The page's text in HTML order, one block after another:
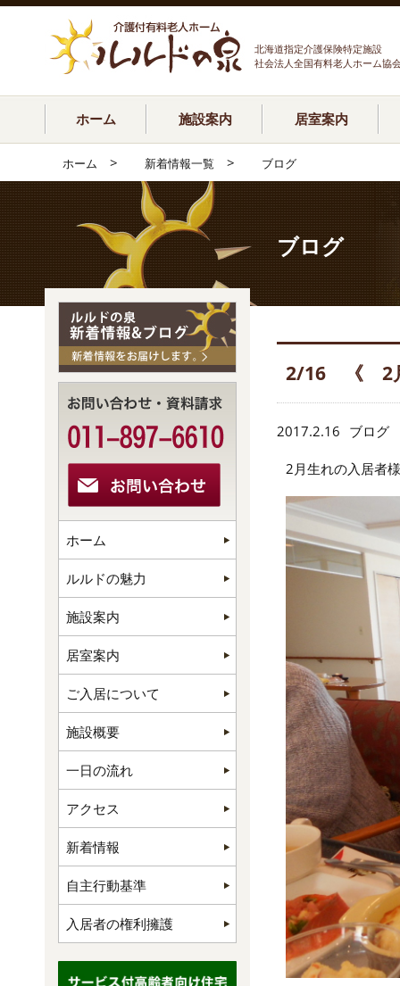
北海道指定介護保険特定施設
社会法人全国有料老人ホーム協
ホーム 施設案内 居室案内
ホーム > 新着情報一覧 > ブログ
ブログ
2/16 《 2
2017.2.16 ブログ
2月生れの入居
ホーム
ルルドの魅力
施設案内
居室案内
ご入居について
施設概要
一日の流れ
アクセス
新着情報
自主行動基準
入居者の権利擁護